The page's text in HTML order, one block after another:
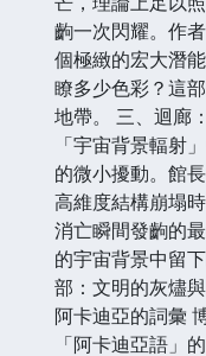
齣一次閃耀。作
個極緻的宏大潛
瞭多少色彩？這
地帶。 三、迴廊
「宇宙背景輻射
的微小擾動。館
高維度結構崩塌
消亡瞬間發齣的
的宇宙背景中留
部：文明的灰燼
阿卡迪亞的詞彙
「阿卡迪亞語」